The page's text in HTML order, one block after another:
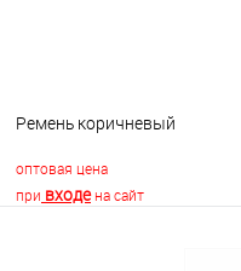
Ремень коричневый
оптовая цена
при входена сайт